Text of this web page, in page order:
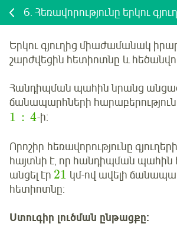
6. Հեռավորությունը երկու
Երկու գյուղից միաժամանակ
շարժվեցին հետիոտնը և
Հանդիպման պահին նրանց
ճանապարհների
1 : 4-ի:
Որոշիր հեռավորությունը
հայտնի է, որ հանդիպման պահին
անցել էր 21 կմ-ով ավելի
հետիոտնը:
Ստուգիր լուծման ընթացքը: